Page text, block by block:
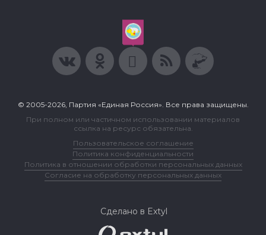
© 2005-2026, Партия «Единая Россия». Все права защищены.
При полном или частичном использовании материалов
ссылка на ресурс обязательна.
Пользовательское соглашение
Политика конфиденциальности
Политика в отношении обработки персональных данных
Согласие на обработку персональных данных
Сделано в Extyl